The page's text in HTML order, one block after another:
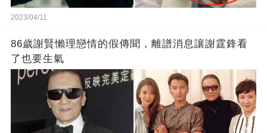
2023/04/11
86歲謝賢懶理戀情的假傳聞，離譜消息讓謝霆鋒看
了也要生氣